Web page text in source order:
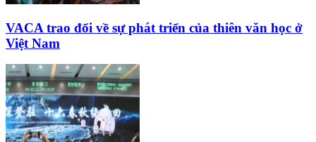
VACA trao đổi về sự phát triển của thiên văn học ở
Việt Nam